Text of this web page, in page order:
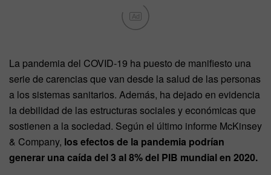
Ad
La pandemia del COVID-19 ha puesto de manifiesto una
serie de carencias que van desde la salud de las personas
a los sistemas sanitarios. Además, ha dejado en evidencia
la debilidad de las estructuras sociales y económicas que
sostienen a la sociedad. Según el último informe McKinsey
& Company, los efectos de la pandemia podrían
generar una caída del 3 al 8% del PIB mundial en 2020.